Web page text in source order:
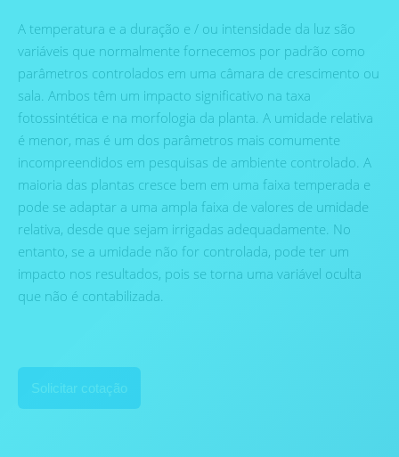
A temperatura e a duração e / ou intensidade da luz são
variáveis ​​que normalmente fornecemos por padrão como
parâmetros controlados em uma câmara de crescimento ou
sala. Ambos têm um impacto significativo na taxa
fotossintética e na morfologia da planta. A umidade relativa
é menor, mas é um dos parâmetros mais comumente
incompreendidos em pesquisas de ambiente controlado. A
maioria das plantas cresce bem em uma faixa temperada e
pode se adaptar a uma ampla faixa de valores de umidade
relativa, desde que sejam irrigadas adequadamente. No
entanto, se a umidade não for controlada, pode ter um
impacto nos resultados, pois se torna uma variável oculta
que não é contabilizada.
Solicitar cotação